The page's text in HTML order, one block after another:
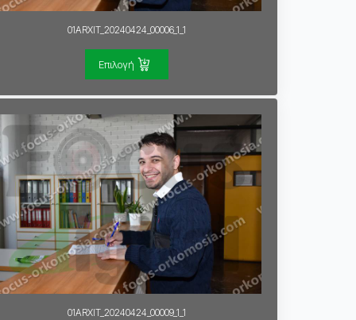
01ARXIT_20240424_00006_1_1
Επιλογή
01ARXIT_20240424_00009_1_1